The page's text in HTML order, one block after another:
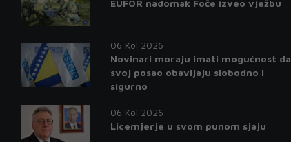
EUFOR nadomak Foče izveo vježbu
06 Kol 2026
Novinari moraju imati mogućnost da
svoj posao obavljaju slobodno i
sigurno
06 Kol 2026
Licemjerje u svom punom sjaju